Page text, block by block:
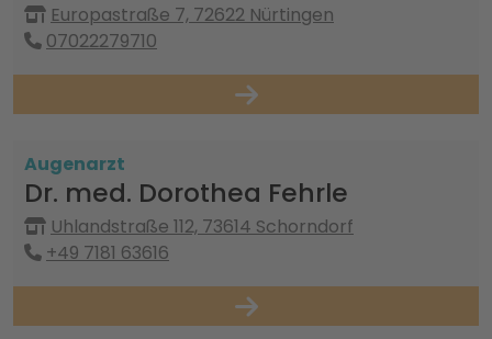
Europastraße 7, 72622 Nürtingen
07022279710
Augenarzt
Dr. med. Dorothea Fehrle
Uhlandstraße 112, 73614 Schorndorf
+49 7181 63616